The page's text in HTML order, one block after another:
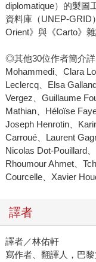
diplomatique）的製圖
資料庫（UNEP-GRID
Orient》與《Carto》雜
◎其他30位作者簡介詳
Mohammedi、Clara
Leclercq、Elsa
Vergez、Guillaume
Mathian、Héloïse
Joseph Henrotin、
Carroué、Laurent
Nicolas Dot-Pouillard
Rhoumour Ahmet、
Courcelle、Xavier
譯者
譯者／林佑軒
寫作者、翻譯人，巴黎